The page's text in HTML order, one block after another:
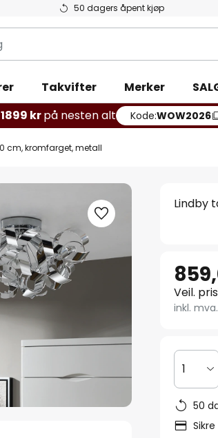
50 dagers åpent kjøp
Takvifter Merker
krpå nesten alt Kode:WOW2026
cm, kromfarget, metall
Lindby
Veil. pris
inkl. mva.
1
50